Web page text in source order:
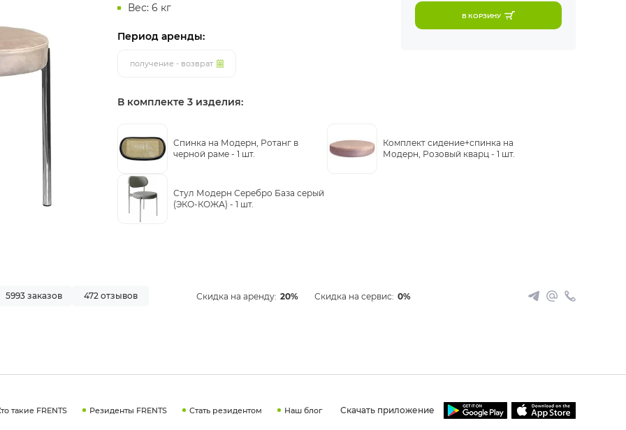
Фуршетная мебель
Барная мебель
Вес: 6 кг
Период аренды:
получение - возврат
В КОРЗИНУ
В комплекте 3 изделия:
Cпинка на Модерн, Ротанг в
черной раме - 1 шт.
Комплект сидение+спинка на
Модерн, Розовый кварц - 1 шт.
Стул Модерн Серебро База серый
(ЭКО-КОЖА) - 1 шт.
5993 заказов 472 отзывов Скидка на аренду: 20% Скидка на сервис: 0%
такие FRENTS Резиденты FRENTS Стать резидентом Наш блог Скачать приложение